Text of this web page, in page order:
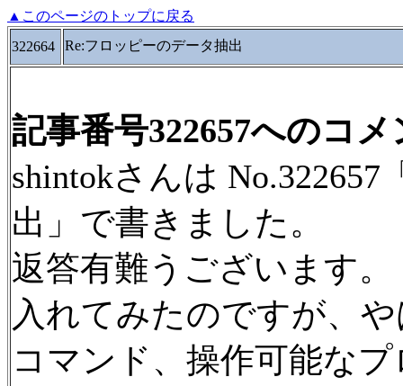
▲このページのトップに戻る
322664
Re:フロッピーのデータ抽出
記事番号322657へのコメ
shintokさんは
出」で書きました。
返答有難うございます。
入れてみたのですが、
コマンド、操作可能な